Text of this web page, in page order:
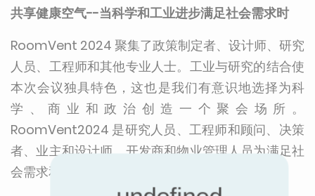
共享健康空气--当科学和工业进步满足社会需求时
RoomVent 2024 聚集了政策制定者、设计师、研究
人员、工程师和其他专业人士。工业与研究的结合使
本次会议独具特色，这也是我们有意识地选择为科
学、商业和政治创造一个聚会场所。
RoomVent2024 是研究人员、工程师和顾问、决策
者、业主和设计师、开发商和物业管理人员为满足社
会需求和迎接新挑战而进行交流的场所。